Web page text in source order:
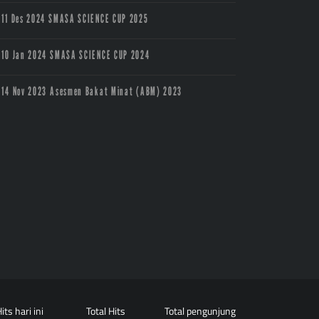
Des 2024 SMASA SCIENCE CUP 2025
Jan 2024 SMASA SCIENCE CUP 2024
Nov 2023 Asesmen Bakat Minat (ABM) 2023
hari ini
Total Hits
Total pengunjung